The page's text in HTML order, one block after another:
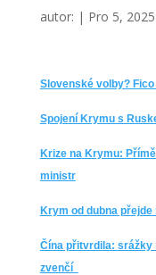
autor: | Pro 5, 2025
Slovenské volby?
Spojení Krymu s
Krize na Krymu:
ministr
Krym od dubna
Čína přitvrdila: srážky
zvenčí